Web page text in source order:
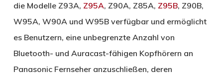
die Modelle Z93A, Z95A, Z90A, Z85A, Z95B, Z90B,
W95A, W90A und W95B verfügbar und ermöglicht
es Benutzern, eine unbegrenzte Anzahl von
Bluetooth- und Auracast-fähigen Kopfhörern an
Panasonic Fernseher anzuschließen, deren